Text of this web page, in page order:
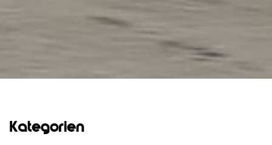
Kategorien